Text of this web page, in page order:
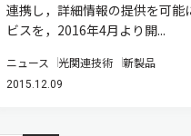
連携し，詳細情報の提供を可
ビスを，2016年4月より開...
ニュース 光関連技術 新製品
2015.12.09